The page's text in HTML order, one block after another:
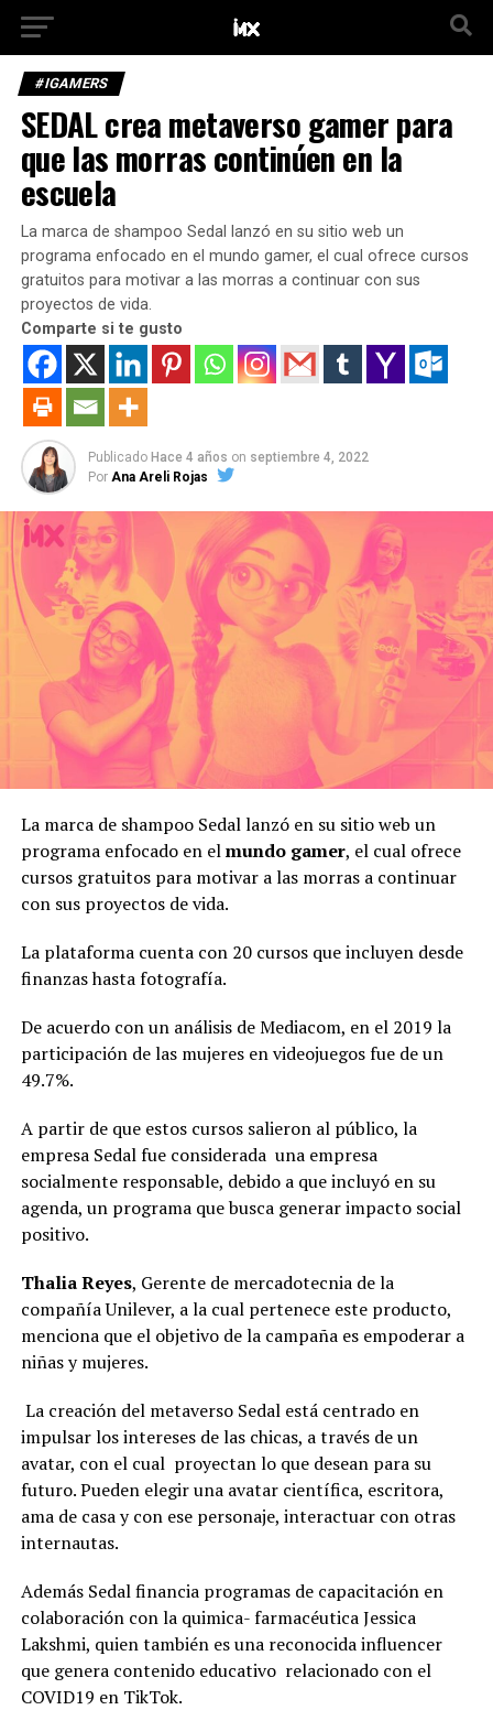
#IGAMERS
SEDAL crea metaverso gamer para
que las morras continúen en la
escuela
La marca de shampoo Sedal lanzó en su sitio web un
programa enfocado en el mundo gamer, el cual ofrece cursos
gratuitos para motivar a las morras a continuar con sus
proyectos de vida.
Comparte si te gusto
Publicado Hace 4 años on septiembre 4, 2022
Por Ana Areli Rojas
La marca de shampoo Sedal lanzó en su sitio web un
programa enfocado en elmundo gamer, el cual ofrece
cursos gratuitos para motivar a las morras a continuar
con sus proyectos de vida.
La plataforma cuenta con 20 cursos que incluyen desde
finanzas hasta fotografía.
De acuerdo con un análisis de Mediacom, en el 2019 la
participación de las mujeres en videojuegos fue de un
49.7%.
A partir de que estos cursos salieron al público, la
empresa Sedal fue considerada una empresa
socialmente responsable, debido a que incluyó en su
agenda, un programa que busca generar impacto social
positivo.
Thalia Reyes, Gerente de mercadotecnia de la
compañía Unilever, a la cual pertenece este producto,
menciona que el objetivo de la campaña es empoderar a
niñas y mujeres.
La creación del metaverso Sedal está centrado en
impulsar los intereses de las chicas, a través de un
avatar, con el cual proyectan lo que desean para su
futuro. Pueden elegir una avatar científica, escritora,
ama de casa y con ese personaje, interactuar con otras
internautas.
Además Sedal financia programas de capacitación en
colaboración con la quimica- farmacéutica Jessica
Lakshmi, quien también es una reconocida influencer
que genera contenido educativo relacionado con el
COVID19 en TikTok.